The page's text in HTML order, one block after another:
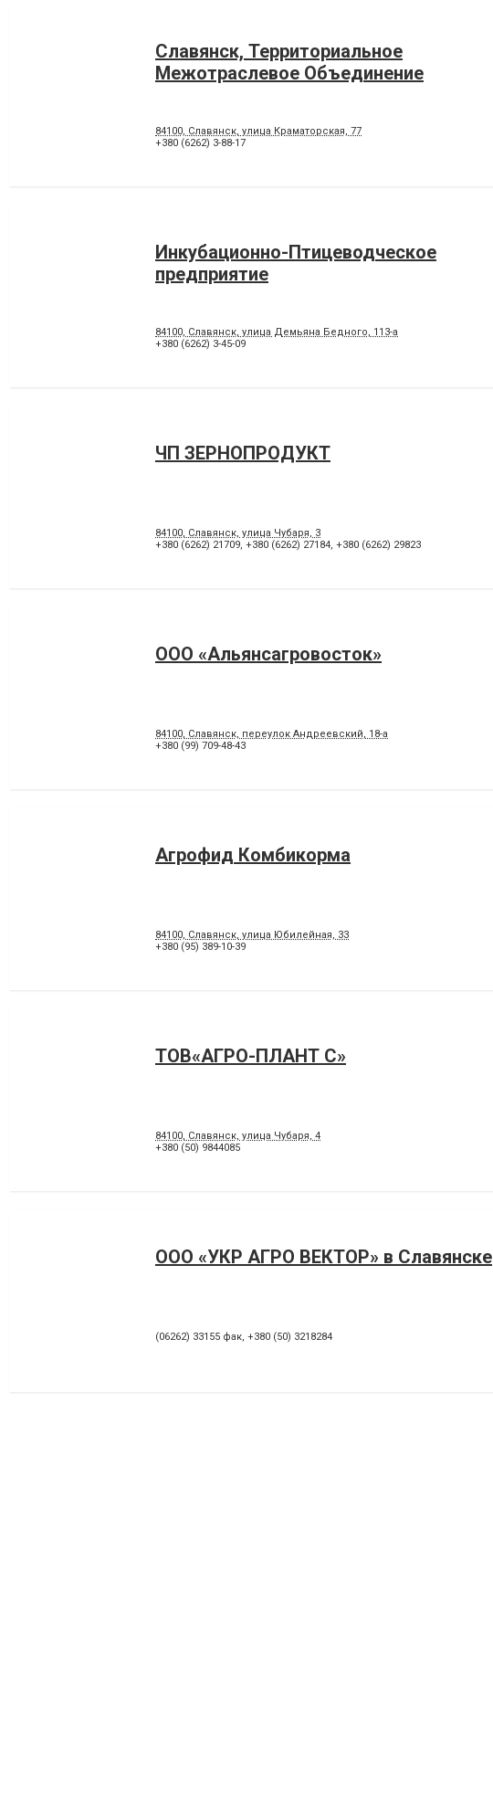
Славянск, Территориальное
Межотраслевое Объединение
84100, Славянск, улица Краматорская, 77
+380 (6262) 3-88-17
Инкубационно-Птицеводческое
предприятие
84100, Славянск, улица Демьяна Бедного, 113-а
+380 (6262) 3-45-09
ЧП ЗЕРНОПРОДУКТ
84100, Славянск, улица Чубаря, 3
+380 (6262) 21709, +380 (6262) 27184, +380 (6262) 29823
ООО «Альянсагровосток»
84100, Славянск, переулок Андреевский, 18-а
+380 (99) 709-48-43
Агрофид Комбикорма
84100, Славянск, улица Юбилейная, 33
+380 (95) 389-10-39
ТОВ«АГРО-ПЛАНТ С»
84100, Славянск, улица Чубаря, 4
+380 (50) 9844085
ООО «УКР АГРО ВЕКТОР» в Славянске
(06262) 33155 фак, +380 (50) 3218284